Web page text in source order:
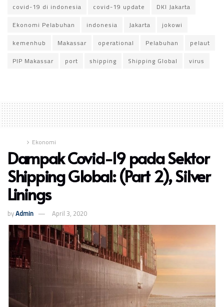
covid-19 di indonesia
covid-19 update
DKI Jakarta
Ekonomi Pelabuhan
indonesia Jakarta
jokowi
kemenhub
Makassar operational Pelabuhan
pelaut
PIP Makassar
port shipping Shipping Global virus
Ekonomi
Dampak Covid-19 pada Sektor
Shipping Global: (Part 2), Silver
Linings
byAdmin April 3, 2020